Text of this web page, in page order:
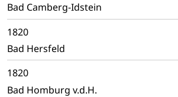
Bad Camberg-Idstein
1820
Bad Hersfeld
1820
Bad Homburg v.d.H.